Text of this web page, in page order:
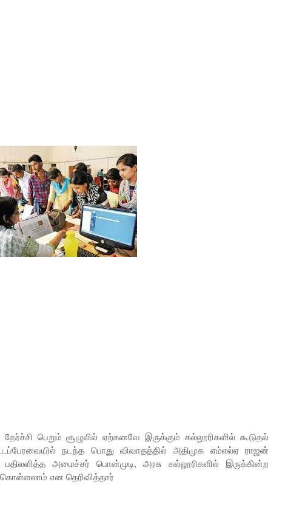
பெறும் சூழுலில் ஏற்கனவே இருக்கும் கல்லூரிகளில் கூடுதல்
நடந்த பொது விவாதத்தில் அதிமுக எம்எல்ஏ ராஜன்
அமைச்சர் பொன்முடி, அரசு கல்லூரிகளில் இருக்கின்ற
என தெரிவித்தார்